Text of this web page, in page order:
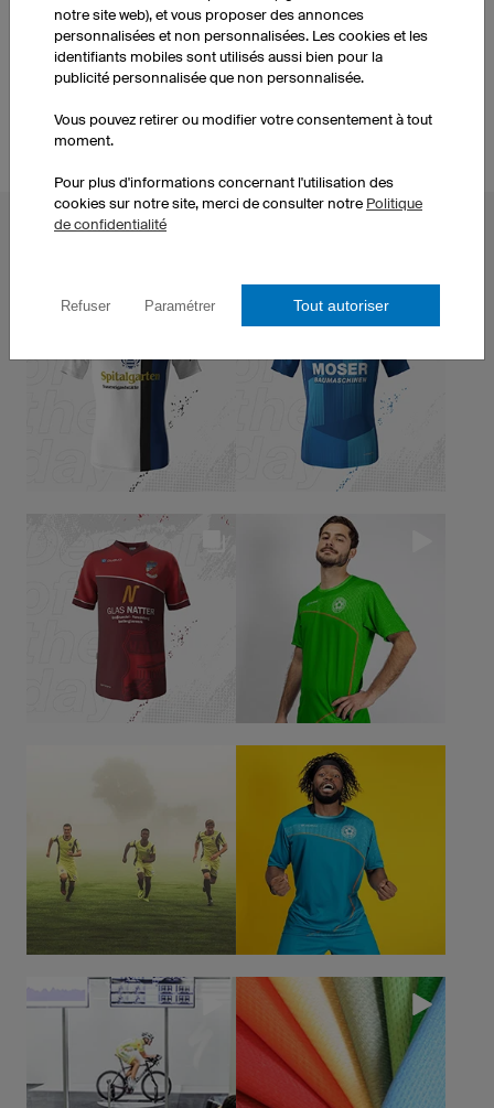
notre site web), et vous proposer des annonces
personnalisées et non personnalisées. Les cookies et les
identifiants mobiles sont utilisés aussi bien pour la
publicité personnalisée que non personnalisée.
Vous pouvez retirer ou modifier votre consentement à tout
moment.
Pour plus d'informations concernant l'utilisation des
cookies sur notre site, merci de consulter notre Politique
de confidentialité
Refuser Paramétrer Tout autoriser